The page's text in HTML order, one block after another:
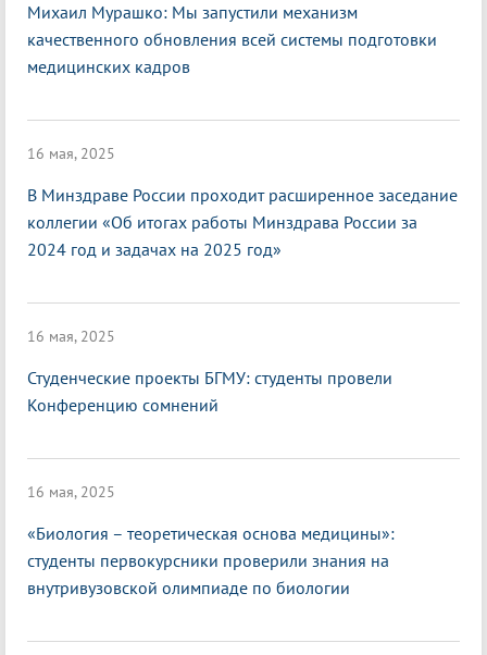
Михаил Мурашко: Мы запустили механизм
качественного обновления всей системы подготовки
медицинских кадров
16 мая, 2025
В Минздраве России проходит расширенное заседание
коллегии «Об итогах работы Минздрава России за
2024 год и задачах на 2025 год»
16 мая, 2025
Студенческие проекты БГМУ: студенты провели
Конференцию сомнений
16 мая, 2025
«Биология – теоретическая основа медицины»:
студенты первокурсники проверили знания на
внутривузовской олимпиаде по биологии